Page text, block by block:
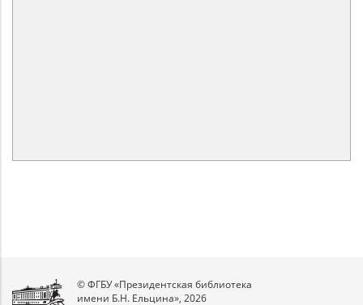
© ФГБУ «Президентская библиотека
имени Б.Н. Ельцина», 2026